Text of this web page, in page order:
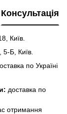
Консультація
Київ.
5-Б, Київ.
по Україні
доставка по
отримання